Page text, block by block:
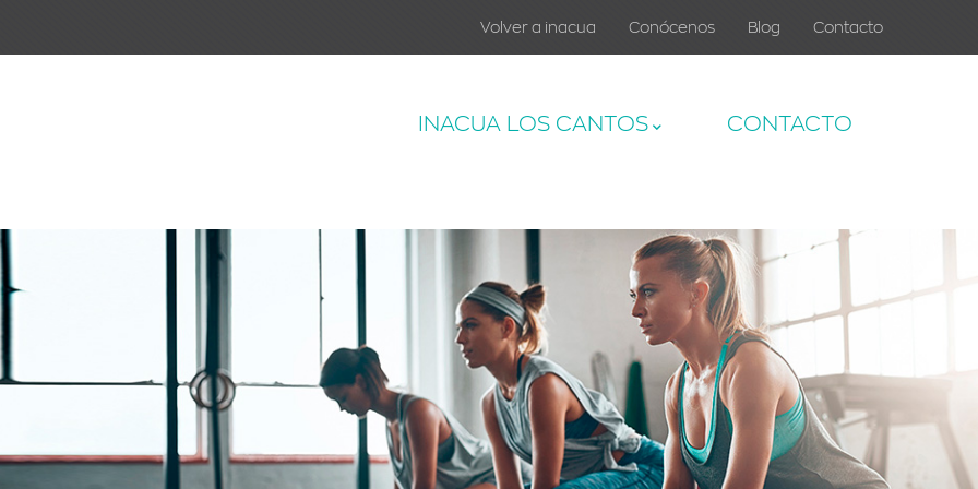
Volver a inacua Conócenos Blog Contacto
INACUA LOS CANTOS CONTACTO